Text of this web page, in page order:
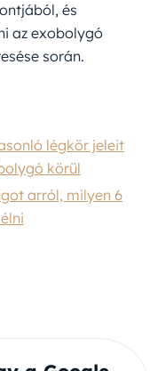
és
az exobolygó
során.
légkör jeleit
körül
arról, milyen 6